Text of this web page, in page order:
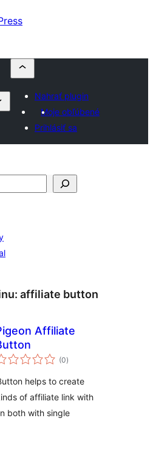
Nahrať plugin
Moje obľúbené
Prihlásiť sa
affiliate button
Affiliate
(0celkové
hodnotenie
)
helps to create
of affiliate link with
both with single